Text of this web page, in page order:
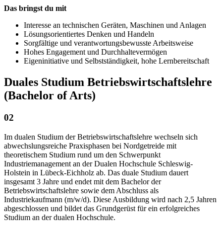
Das bringst du mit
Interesse an technischen Geräten, Maschinen und Anlagen
Lösungsorientiertes Denken und Handeln
Sorgfältige und verantwortungsbewusste Arbeitsweise
Hohes Engagement und Durchhaltevermögen
Eigeninitiative und Selbstständigkeit, hohe Lernbereitschaft
Duales Studium Betriebswirtschaftslehre
(Bachelor of Arts)
02
Im dualen Studium der Betriebswirtschaftslehre wechseln sich
abwechslungsreiche Praxisphasen bei Nordgetreide mit
theoretischem Studium rund um den Schwerpunkt
Industriemanagement an der Dualen Hochschule Schleswig-
Holstein in Lübeck-Eichholz ab. Das duale Studium dauert
insgesamt 3 Jahre und endet mit dem Bachelor der
Betriebswirtschaftslehre sowie dem Abschluss als
Industriekaufmann (m/w/d). Diese Ausbildung wird nach 2,5 Jahren
abgeschlossen und bildet das Grundgerüst für ein erfolgreiches
Studium an der dualen Hochschule.